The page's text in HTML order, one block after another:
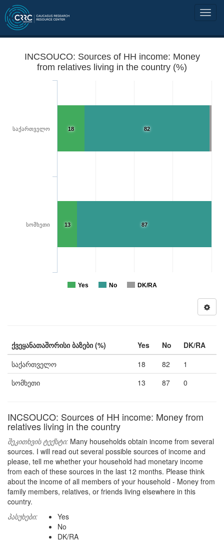
INCSOUCO: Sources of HH income: Money
from relatives living in the country (%)
82
87
18
13
Yes No DK/RA
საქართველო
სომხეთი
ქვეყანათაშორისი ბაზები (%) Yes No
DK/RA
საქართველო
18 82
1
სომხეთი
13 87 0
INCSOUCO: Sources of HH income: Money from
relatives living in the country
შეკითხვის ტექსტი: Many households obtain income from several
sources. I will read out several possible sources of income and
please, tell me whether your household had monetary income
from each of these sources in the last 12 months. Please think
about the income of all members of your household - Money from
family members, relatives, or friends living elsewhere in this
country.
პასუხები:
Yes
No
DK/RA